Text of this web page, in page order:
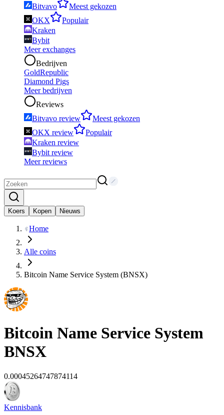
Bitvavo
Meest gekozen
OKX
Populair
Kraken
Bybit
Meer exchanges
Bedrijven
GoldRepublic
Diamond Pigs
Meer bedrijven
Reviews
Bitvavo review
Meest gekozen
OKX review
Populair
Kraken review
Bybit review
Meer reviews
Koers Kopen Nieuws
Home
Alle coins
Bitcoin Name Service System (BNSX)
Bitcoin Name Service System
BNSX
0.00045264747874114
Kennisbank